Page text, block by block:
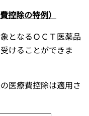
控除の特例）
となるＯＣＴ医薬品
けることができま
医療費控除は適用さ